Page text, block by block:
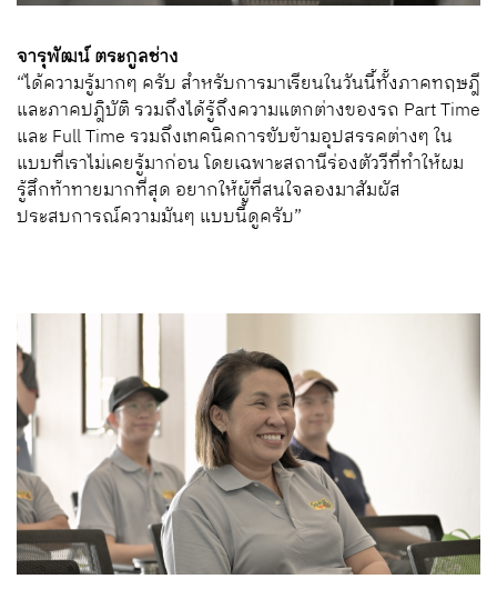
จารุพัฒน์ ตระกูลช่าง
“ได้ความรู้มากๆ ครับ สำหรับการมาเรียนในวันนี้ทั้งภาคทฤษฎี
และภาคปฎิบัติ รวมถึงได้รู้ถึงความแตกต่างของรถ Part Time
และ Full Time รวมถึงเทคนิคการขับข้ามอุปสรรคต่างๆ ใน
แบบที่เราไม่เคยรู้มาก่อน โดยเฉพาะสถานีร่องตัววีที่ทำให้ผม
รู้สึกท้าทายมากที่สุด อยากให้ผู้ที่สนใจลองมาสัมผัส
ประสบการณ์ความมันๆ แบบนี้ดูครับ”